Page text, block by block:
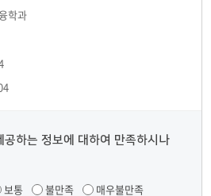
학과
공하는 정보에 대하여 만족하시나
보통 불만족 매우불만족